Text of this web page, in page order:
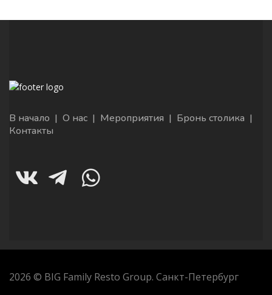
В начало | О нас | Мероприятия | Бронь столика |
Контакты
2026 © BIG Family Resto Group. Санкт-Петербург